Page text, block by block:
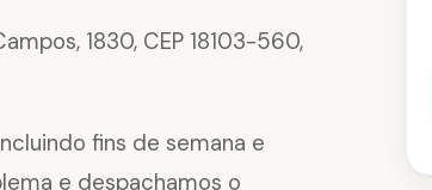
1830, CEP 18103-560,
fins de semana e
e despachamos o